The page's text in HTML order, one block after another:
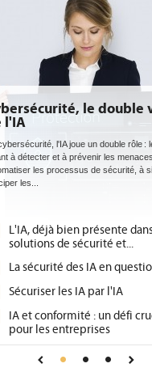
l'efficacité
une obligation
datacenters
datacenters plus durables et plus
que recherchent les pouvoirs publics
la mise en oeuvre de la nouvelle
Qu'est-ce que la DEE
d'efficacité énergétique) ?
DEE, une pression
place pour répondre à...
Phocea DC dans les
DEE